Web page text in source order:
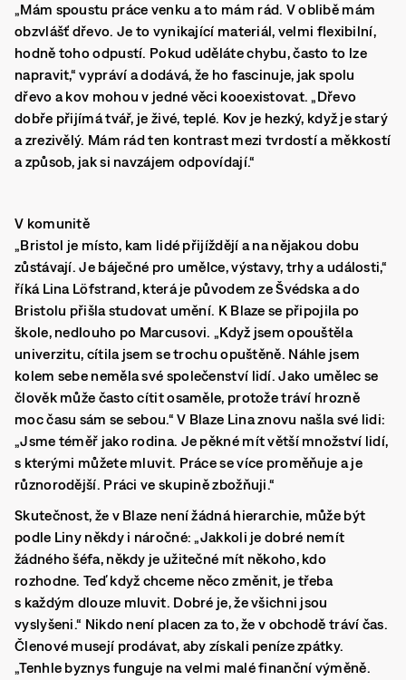
„Mám spoustu práce venku a to mám rád. V oblibě mám
obzvlášť dřevo. Je to vynikající materiál, velmi flexibilní,
hodně toho odpustí. Pokud uděláte chybu, často to lze
napravit,“ vypráví a dodává, že ho fascinuje, jak spolu
dřevo a kov mohou v jedné věci kooexistovat. „Dřevo
dobře přijímá tvář, je živé, teplé. Kov je hezký, když je starý
a zrezivělý. Mám rád ten kontrast mezi tvrdostí a měkkostí
a způsob, jak si navzájem odpovídají.“
V komunitě
„Bristol je místo, kam lidé přijíždějí a na nějakou dobu
zůstávají. Je báječné pro umělce, výstavy, trhy a události,“
říká Lina Löfstrand, která je původem ze Švédska a do
Bristolu přišla studovat umění. K Blaze se připojila po
škole, nedlouho po Marcusovi. „Když jsem opouštěla
univerzitu, cítila jsem se trochu opuštěně. Náhle jsem
kolem sebe neměla své společenství lidí. Jako umělec se
člověk může často cítit osaměle, protože tráví hrozně
moc času sám se sebou.“ V Blaze Lina znovu našla své lidi:
„Jsme téměř jako rodina. Je pěkné mít větší množství lidí,
s kterými můžete mluvit. Práce se více proměňuje a je
různorodější. Práci ve skupině zbožňuji.“
Skutečnost, že v Blaze není žádná hierarchie, může být
podle Liny někdy i náročné: „Jakkoli je dobré nemít
žádného šéfa, někdy je užitečné mít někoho, kdo
rozhodne. Teď když chceme něco změnit, je třeba
s každým dlouze mluvit. Dobré je, že všichni jsou
vyslyšeni.“ Nikdo není placen za to, že v obchodě tráví čas.
Členové musejí prodávat, aby získali peníze zpátky.
„Tenhle byznys funguje na velmi malé finanční výměně.